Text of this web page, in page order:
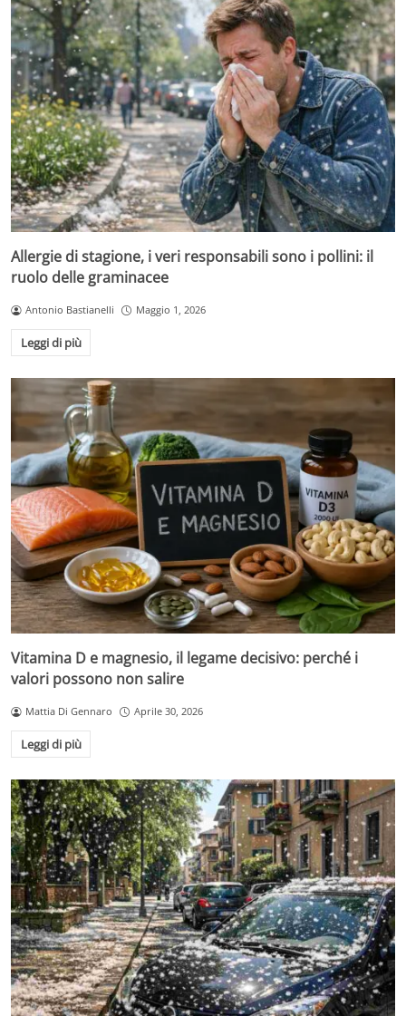
Allergie di stagione, i veri responsabili sono i pollini: il
ruolo delle graminacee
Antonio Bastianelli Maggio 1, 2026
Leggi di più
Vitamina D e magnesio, il legame decisivo: perché i
valori possono non salire
Mattia Di Gennaro Aprile 30, 2026
Leggi di più